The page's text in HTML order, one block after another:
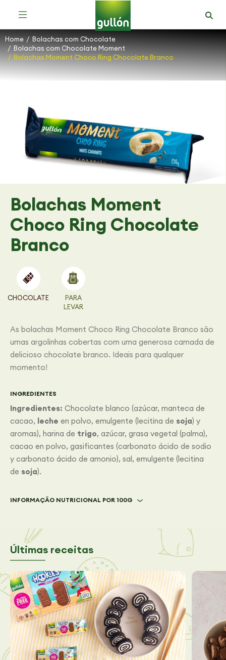
You are here:
Home
Bolachas com Chocolate
Bolachas com Chocolate Moment
Bolachas Moment Choco Ring Chocolate Branco
Bolachas Moment
Choco Ring Chocolate
Branco
CHOCOLATE
PARA
LEVAR
As bolachas Moment Choco Ring Chocolate Branco são
umas argolinhas cobertas com uma generosa camada de
delicioso chocolate branco. Ideais para qualquer
momento!
INGREDIENTES
Ingredientes: Chocolate blanco (azúcar, manteca de
cacao, leche en polvo, emulgente (lecitina de soja) y
aromas), harina de trigo, azúcar, grasa vegetal (palma),
cacao en polvo, gasificantes (carbonato ácido de sodio
y carbonato ácido de amonio), sal, emulgente (lecitina
de soja).
INFORMAÇÃO NUTRICIONAL POR 100G
Últimas receitas